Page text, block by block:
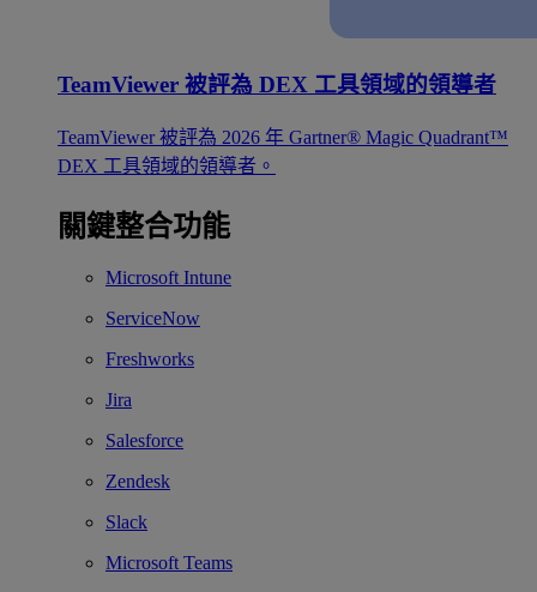
TeamViewer 被評為 DEX 工具領域的領導者
TeamViewer 被評為 2026 年 Gartner® Magic Quadrant™
DEX 工具領域的領導者。
關鍵整合功能
Microsoft Intune
ServiceNow
Freshworks
Jira
Salesforce
Zendesk
Slack
Microsoft Teams